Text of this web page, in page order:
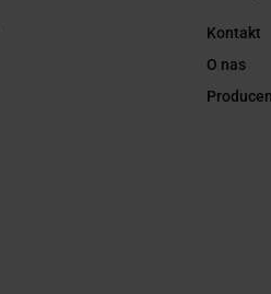
Kontakt
O nas